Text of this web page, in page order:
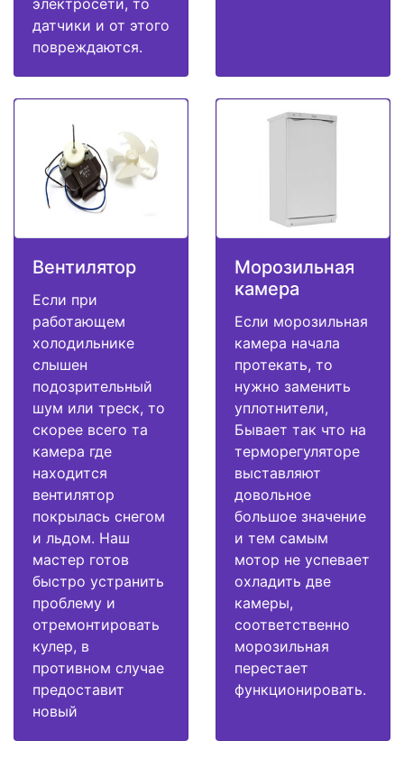
электросети, то
датчики и от этого
повреждаются.
Вентилятор
Если при
работающем
холодильнике
слышен
подозрительный
шум или треск, то
скорее всего та
камера где
находится
вентилятор
покрылась снегом
и льдом. Наш
мастер готов
быстро устранить
проблему и
отремонтировать
кулер, в
противном случае
предоставит
новый
Морозильная
камера
Если морозильная
камера начала
протекать, то
нужно заменить
уплотнители,
Бывает так что на
терморегуляторе
выставляют
довольное
большое значение
и тем самым
мотор не успевает
охладить две
камеры,
соответственно
морозильная
перестает
функционировать.